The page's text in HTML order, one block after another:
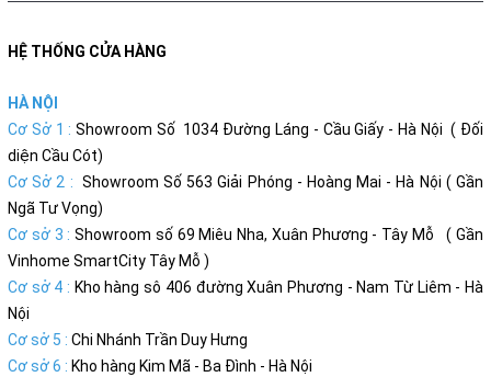
HỆ THỐNG CỬA HÀNG
HÀ NỘI
Cơ Sở 1 : Showroom Số 1034 Đường Láng - Cầu Giấy - Hà Nội ( Đối
diện Cầu Cót)
Cơ Sở 2 : Showroom Số 563 Giải Phóng - Hoàng Mai - Hà Nội ( Gần
Ngã Tư Vọng)
Cơ sở 3 : Showroom số 69 Miêu Nha, Xuân Phương - Tây Mỗ ( Gần
Vinhome SmartCity Tây Mỗ )
Cơ sở 4 : Kho hàng sô 406 đường Xuân Phương - Nam Từ Liêm - Hà
Nội
Cơ sở 5 : Chi Nhánh Trần Duy Hưng
Cơ sở 6 : Kho hàng Kim Mã - Ba Đình - Hà Nội